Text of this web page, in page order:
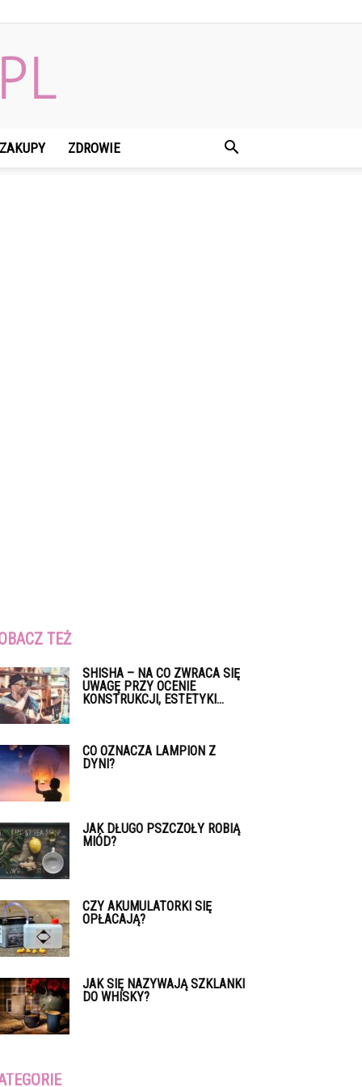
ZAKUPY ZDROWIE
TEŻ
SHISHA – NA CO ZWRACA SIĘ
UWAGĘ PRZY OCENIE
KONSTRUKCJI, ESTETYKI...
CO OZNACZA LAMPION Z
DYNI?
JAK DŁUGO PSZCZOŁY ROBIĄ
MIÓD?
CZY AKUMULATORKI SIĘ
OPŁACAJĄ?
JAK SIĘ NAZYWAJĄ SZKLANKI
DO WHISKY?